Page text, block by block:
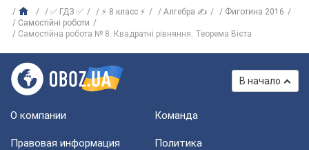
✅ ГДЗ ✅ ⚡ 8 класс ⚡ Алгебра ✍
Фиготина 2016
Самостійні роботи
Самостійна робота № 8. Квадратні рівняння. Теорема Вієта
В начало
О компании Команда
Правовая информация
Политика